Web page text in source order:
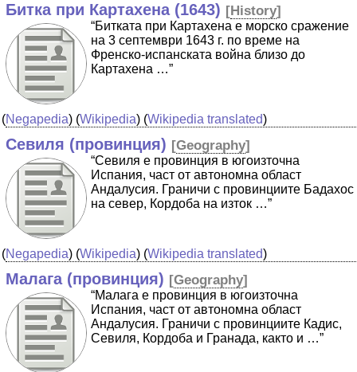
Битка при Картахена (1643) [History]
“Битката при Картахена е морско сражение
на 3 септември 1643 г. по време на
Френско-испанската война близо до
Картахена …”
(Negapedia) (Wikipedia) (Wikipedia translated)
Севиля (провинция) [Geography]
“Севиля е провинция в югоизточна
Испания, част от автономна област
Андалусия. Граничи с провинциите Бадахос
на север, Кордоба на изток …”
(Negapedia) (Wikipedia) (Wikipedia translated)
Малага (провинция) [Geography]
“Малага е провинция в югоизточна
Испания, част от автономна област
Андалусия. Граничи с провинциите Кадис,
Севиля, Кордоба и Гранада, както и …”